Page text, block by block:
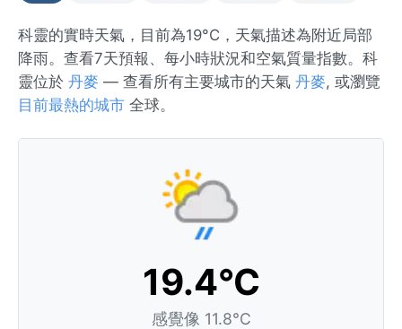
科靈的實時天氣，目前為19°C，天氣描述為附近局部
降雨。查看7天預報、每小時狀況和空氣質量指數。科
靈位於 丹麥 — 查看所有主要城市的天氣 丹麥, 或瀏覽
目前最熱的城市 全球。
19.4°C
感覺像 11.8°C